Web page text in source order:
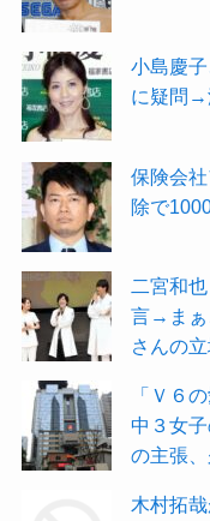
小島慶
に疑問→
保険会
除で
二宮和
言→まぁ
さんの立
「Ｖ６
中３女
の主張
木村拓